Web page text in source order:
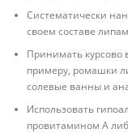
Систематически
своем составе
Принимать курсово
примеру, ромашки
солевые ванны и
Использовать
провитамином А